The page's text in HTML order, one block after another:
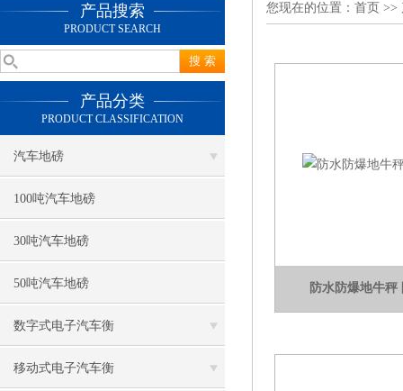
产品搜索
PRODUCT SEARCH
产品分类
PRODUCT CLASSIFICATION
汽车地磅
100吨汽车地磅
30吨汽车地磅
50吨汽车地磅
数字式电子汽车衡
移动式电子汽车衡
您现在的位置： 首页 >>
防水防爆地牛秤